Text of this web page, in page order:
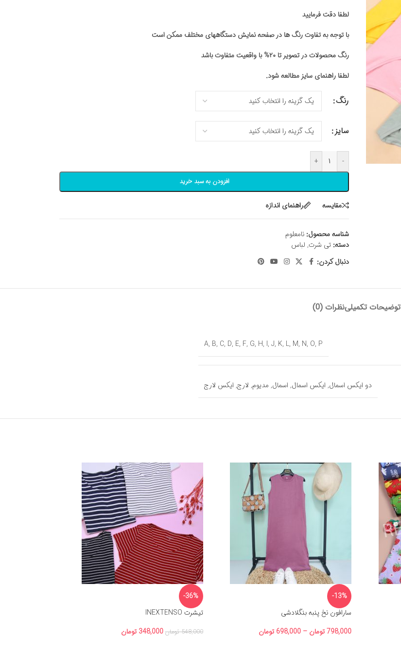
لطفا دقت فرمایید
با توجه به تفاوت رنگ ها در صفحه نمایش دستگاههای مختلف ممکن است
رنگ محصولات در تصویر تا ۲۰% با واقعیت متفاوت باشد
لطفا راهنمای سایز مطالعه شود.
رنگ
سایز
-
+
افزودن به سبد خرید
مقايسه راهنمای اندازه
شناسه محصول: نامعلوم
دسته: تی شرت, لباس
دنبال کردن:
توضیحات تکمیلینظرات (0)
A, B, C, D, E, F, G, H, I, J, K, L, M, N, O, P
دو ایکس اسمال, ایکس اسمال, اسمال, مدیوم, لارج, ایکس لارج
-13%
سارافون نخ پنبه بنگلادشی
798,000تومان –
698,000 تومان
-36%
تیشرت INEXTENSO
548,000 تومان 348,000 تومان